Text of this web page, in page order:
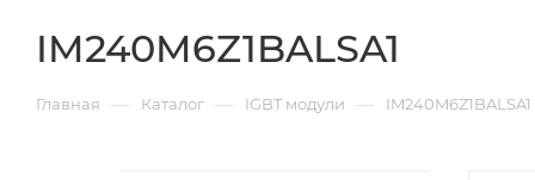
IM240M6Z1BALSA1
Главная — Каталог — IGBT модули — IM240M6Z1BALSA1